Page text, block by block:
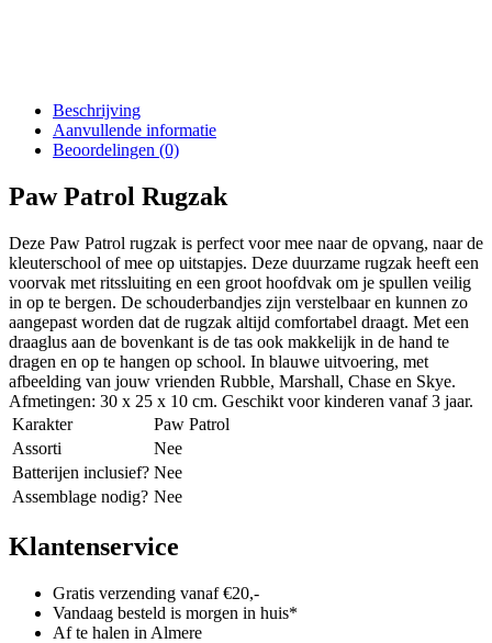
Beschrijving
Aanvullende informatie
Beoordelingen (0)
Paw Patrol Rugzak
Deze Paw Patrol rugzak is perfect voor mee naar de opvang, naar de
kleuterschool of mee op uitstapjes. Deze duurzame rugzak heeft een
voorvak met ritssluiting en een groot hoofdvak om je spullen veilig
in op te bergen. De schouderbandjes zijn verstelbaar en kunnen zo
aangepast worden dat de rugzak altijd comfortabel draagt. Met een
draaglus aan de bovenkant is de tas ook makkelijk in de hand te
dragen en op te hangen op school. In blauwe uitvoering, met
afbeelding van jouw vrienden Rubble, Marshall, Chase en Skye.
Afmetingen: 30 x 25 x 10 cm. Geschikt voor kinderen vanaf 3 jaar.
Karakter
Paw Patrol
Assorti
Nee
Batterijen inclusief? Nee
Assemblage nodig? Nee
Klantenservice
Gratis verzending vanaf €20,-
Vandaag besteld is morgen in huis*
Af te halen in Almere